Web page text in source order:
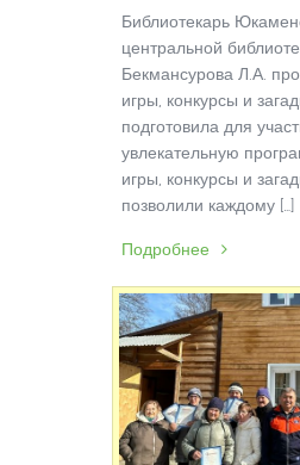
Библиотекарь
центральной
Бекмансурова Л.А.
игры, конкурсы и
подготовила для
увлекательную
игры, конкурсы и
позволили каждому […]
Подробнее